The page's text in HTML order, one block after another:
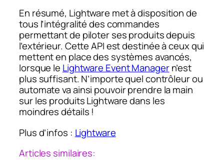
En résumé, Lightware met à disposition de
tous l’intégralité des commandes
permettant de piloter ses produits depuis
l’extérieur. Cette API est destinée à ceux qui
mettent en place des systèmes avancés,
lorsque le Lightware Event Managern’est
plus suffisant. N’importe quel contrôleur ou
automate va ainsi pouvoir prendre la main
sur les produits Lightware dans les
moindres détails !
Plus d’infos : Lightware
Articles similaires: